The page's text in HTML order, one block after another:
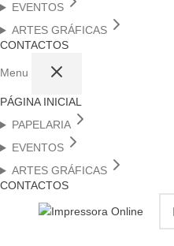
EVENTOS
ARTES GRÁFICAS
CONTACTOS
Menu
PÁGINA INICIAL
PAPELARIA
EVENTOS
ARTES GRÁFICAS
CONTACTOS